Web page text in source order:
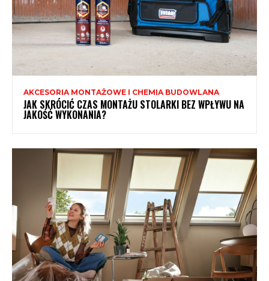
AKCESORIA MONTAŻOWE I CHEMIA BUDOWLANA
JAK SKRÓCIĆ CZAS MONTAŻU STOLARKI BEZ WPŁYWU NA
JAKOŚĆ WYKONANIA?